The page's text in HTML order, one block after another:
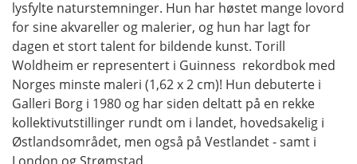
lysfylte naturstemninger. Hun har høstet mange lovord
for sine akvareller og malerier, og hun har lagt for
dagen et stort talent for bildende kunst. Torill
Woldheim er representert i Guinness rekordbok med
Norges minste maleri (1,62 x 2 cm)! Hun debuterte i
Galleri Borg i 1980 og har siden deltatt på en rekke
kollektivutstillinger rundt om i landet, hovedsakelig i
Østlandsområdet, men også på Vestlandet - samt i